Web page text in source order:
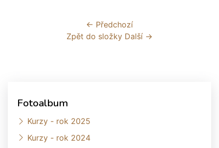
← Předchozí
Zpět do složky Další →
Fotoalbum
Kurzy - rok 2025
Kurzy - rok 2024